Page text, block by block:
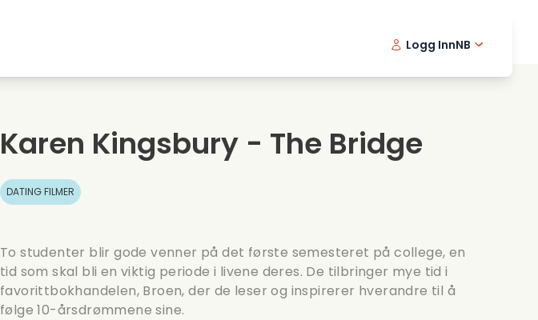
Dating filmer
Romantiske serier
Bryllup
Logg InnNB
Karen Kingsbury - The Bridge
DATING FILMER
To studenter blir gode venner på det første semesteret på college, en
tid som skal bli en viktig periode i livene deres. De tilbringer mye tid i
favorittbokhandelen, Broen, der de leser og inspirerer hverandre til å
følge 10-årsdrømmene sine.